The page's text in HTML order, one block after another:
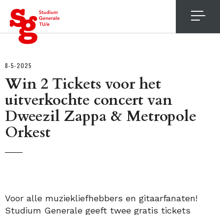
8-5-2025
Win 2 Tickets voor het
uitverkochte concert van
Dweezil Zappa & Metropole
Orkest
Voor alle muziekliefhebbers en gitaarfanaten!
Studium Generale geeft twee gratis tickets